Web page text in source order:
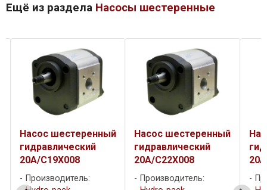
Ещё из раздела Насосы шестеренные
Насос шестеренный
гидравлический
20A/C19X008
Производитель:
Насос шестеренный
гидравлический
20A/C22X008
Производитель: